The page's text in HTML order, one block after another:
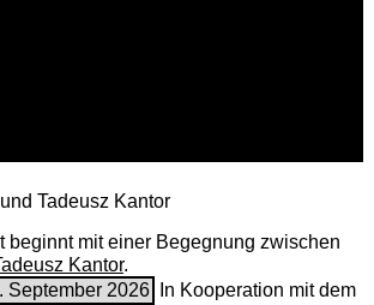
Tadeusz Kantor
beginnt mit einer Begegnung zwischen
Kantor.
September 2026
In Kooperation mit dem